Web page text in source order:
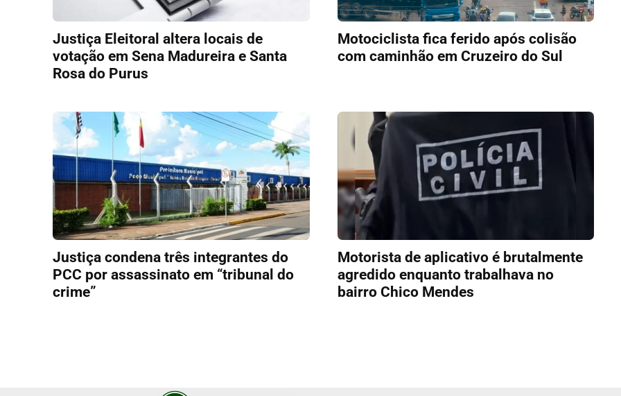
Justiça Eleitoral altera locais de
votação em Sena Madureira e Santa
Rosa do Purus
Motociclista fica ferido após colisão
com caminhão em Cruzeiro do Sul
Justiça condena três integrantes do
PCC por assassinato em “tribunal do
crime”
Motorista de aplicativo é brutalmente
agredido enquanto trabalhava no
bairro Chico Mendes